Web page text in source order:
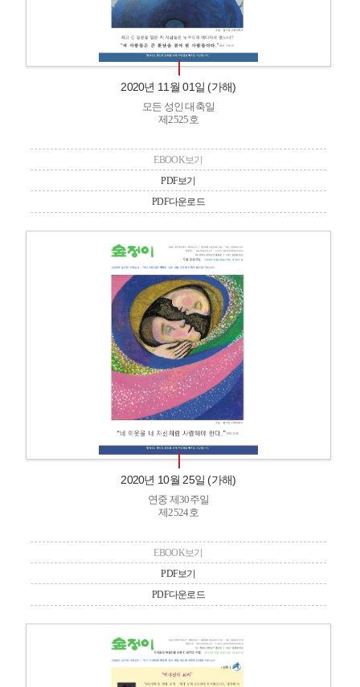
2020년 11월 01일 (가해)
모든 성인 대축일
제2525호
EBOOK보기
PDF보기
PDF다운로드
2020년 10월 25일 (가해)
연중 제30주일
제2524호
EBOOK보기
PDF보기
PDF다운로드